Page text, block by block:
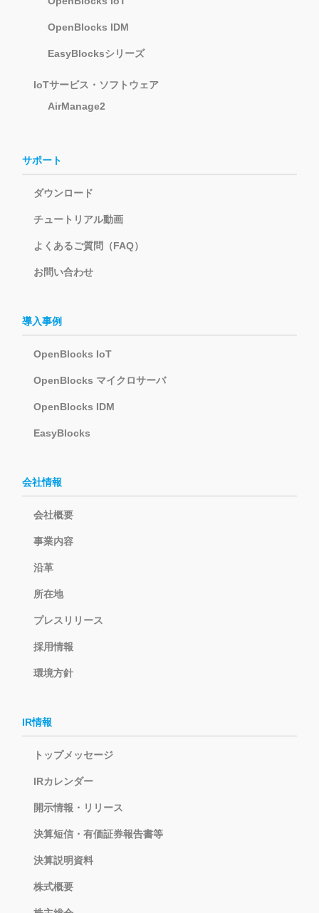
OpenBlocks IDM
EasyBlocksシリーズ
IoTサービス・ソフトウェア
AirManage2
サポート
ダウンロード
チュートリアル動画
よくあるご質問（FAQ）
お問い合わせ
導入事例
OpenBlocks IoT
OpenBlocks マイクロサーバ
OpenBlocks IDM
EasyBlocks
会社情報
会社概要
事業内容
沿革
所在地
プレスリリース
採用情報
環境方針
IR情報
トップメッセージ
IRカレンダー
開示情報・リリース
決算短信・有価証券報告書等
決算説明資料
株式概要